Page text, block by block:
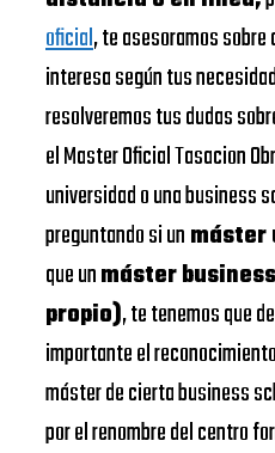
oficial, te asesoramos
interesa según tus
resolveremos tus dudas
el Master Oficial Tasacion
universidad o una business
preguntando si un
que unmáster
propio), te tenemos que
importante el
máster de cierta business
por el renombre del centro